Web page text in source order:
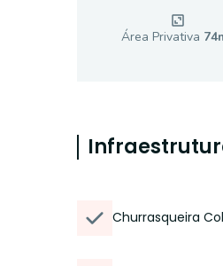
Área Privativa 74
Churrasqueira